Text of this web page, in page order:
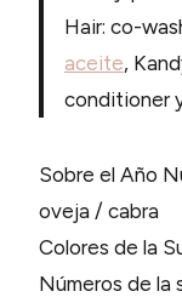
Hair: co-
aceite,
conditioner
Sobre el Año
oveja / cabra
Colores de la
Números de la